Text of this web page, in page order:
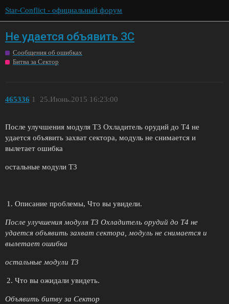
Star-Conflict - официальный форум
Не удается объявить ЗС
Сообщения об ошибках
Битва за Сектор
465336 25.Июнь.2015 16:23:00
1
После улучшения модуля Т3 Охладитель орудий до Т4 не
удается объявить захват сектора, модуль не снимается и
вылетает ошибка
остальные модули Т3
Описание проблемы, Что вы увидели.
После улучшения модуля Т3 Охладитель орудий до Т4 не
удается объявить захват сектора, модуль не снимается и
вылетает ошибка
остальные модули Т3
Что вы ожидали увидеть.
Объявить битву за Сектор